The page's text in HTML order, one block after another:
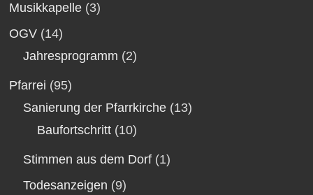
Musikkapelle (3)
OGV (14)
Jahresprogramm (2)
Pfarrei (95)
Sanierung der Pfarrkirche (13)
Baufortschritt (10)
Stimmen aus dem Dorf (1)
Todesanzeigen (9)